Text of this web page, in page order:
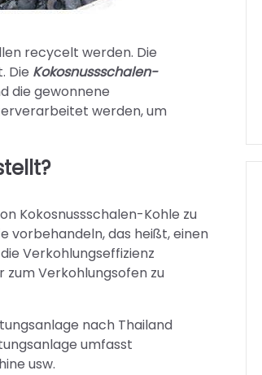
recycelt werden. Die
Die Kokosnussschalen-
die gewonnene
werden, um
Kokosnussschalen-Kohle zu
vorbehandeln, das heißt, einen
Verkohlungseffizienz
zum Verkohlungsofen zu
nach Thailand
umfasst
usw.